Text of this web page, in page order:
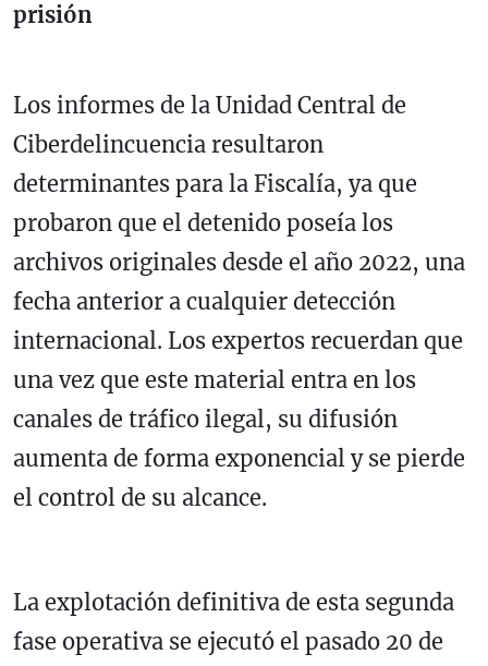
prisión
Los informes de la Unidad Central de
Ciberdelincuencia resultaron
determinantes para la Fiscalía, ya que
probaron que el detenido poseía los
archivos originales desde el año 2022, una
fecha anterior a cualquier detección
internacional. Los expertos recuerdan que
una vez que este material entra en los
canales de tráfico ilegal, su difusión
aumenta de forma exponencial y se pierde
el control de su alcance.
La explotación definitiva de esta segunda
fase operativa se ejecutó el pasado 20 de